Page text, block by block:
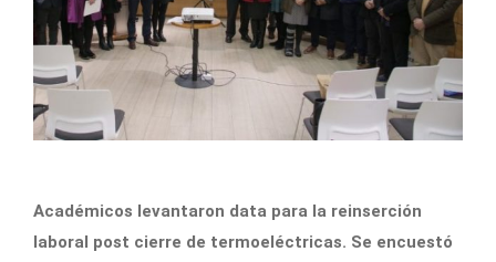
Académicos levantaron data para la reinserción
laboral post cierre de termoeléctricas. Se encuestó